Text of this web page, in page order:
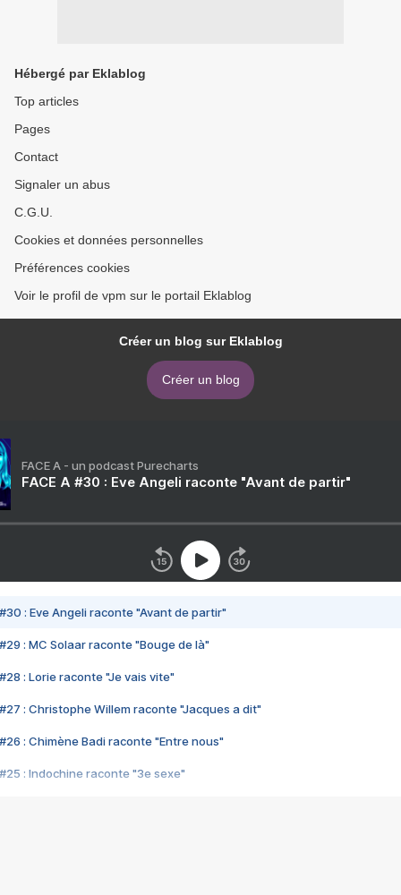
Hébergé par Eklablog
Top articles
Pages
Contact
Signaler un abus
C.G.U.
Cookies et données personnelles
Préférences cookies
Voir le profil de vpm sur le portail Eklablog
Créer un blog sur Eklablog
Créer un blog
FACE A - un podcast Purecharts
FACE A #30 : Eve Angeli raconte "Avant de partir"
#30 : Eve Angeli raconte "Avant de partir"
#29 : MC Solaar raconte "Bouge de là"
#28 : Lorie raconte "Je vais vite"
#27 : Christophe Willem raconte "Jacques a dit"
#26 : Chimène Badi raconte "Entre nous"
#25 : Indochine raconte "3e sexe"